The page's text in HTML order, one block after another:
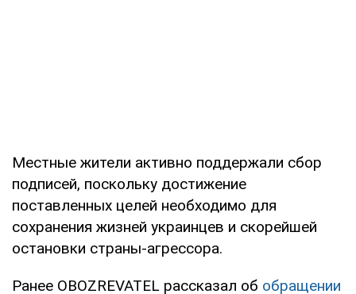
Местные жители активно поддержали сбор
подписей, поскольку достижение
поставленных целей необходимо для
сохранения жизней украинцев и скорейшей
остановки страны-агрессора.
Ранее OBOZREVATEL рассказал об обращении